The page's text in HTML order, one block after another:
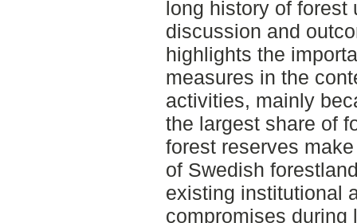
long history of forest
discussion and
highlights the
measures in the
activities, mainly
the largest share of
forest reserves
of Swedish
existing institutional
compromises during